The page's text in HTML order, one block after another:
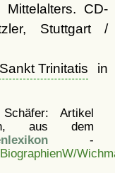
CD-
Stuttgart /
Trinitatis in
Artikel
aus dem
-